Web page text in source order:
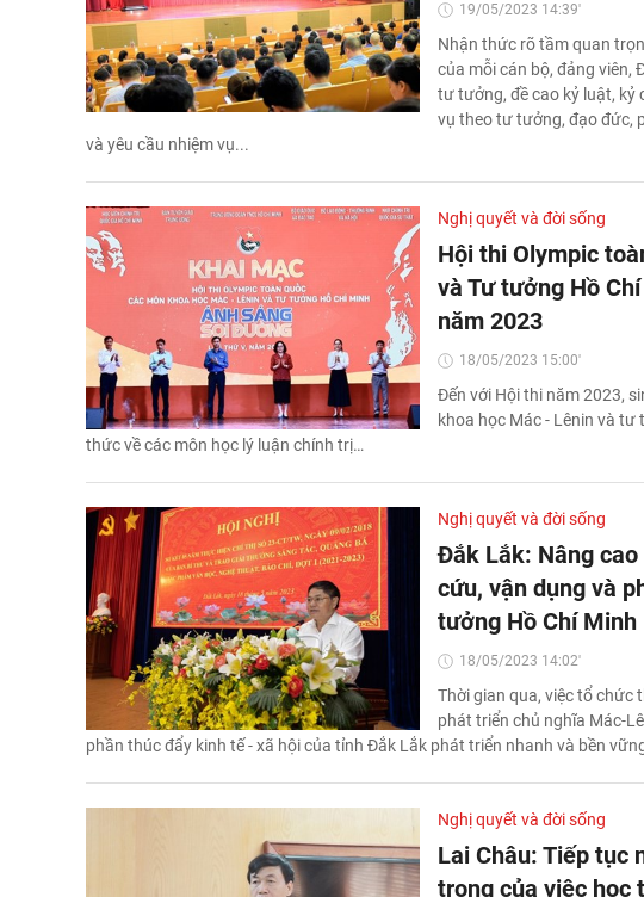
19/05/2023 14:39'
Nhận thức rõ tầm quan
của mỗi cán bộ, đảng viên,
tư tưởng, đề cao kỷ luật, kỷ
vụ theo tư tưởng, đạo đức,
và yêu cầu nhiệm vụ...
Nghị quyết và đời sống
Hội thi Olympic
và Tư tưởng Hồ
năm 2023
18/05/2023 15:00'
Đến với Hội thi năm 2023,
khoa học Mác - Lênin và
thức về các môn học lý luận chính trị…
Nghị quyết và đời sống
Đắk Lắk: Nâng
cứu, vận dụng và
tưởng Hồ Chí Minh
18/05/2023 14:02'
Thời gian qua, việc tổ chức
phát triển chủ nghĩa Mác-
phần thúc đẩy kinh tế - xã hội của tỉnh Đắk Lắk phát triển nhanh và bền
Nghị quyết và đời sống
Lai Châu: Tiếp tục
trọng của việc học